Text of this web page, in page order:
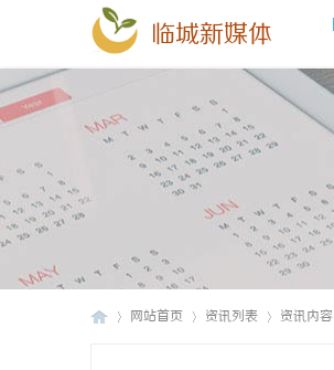
临城新媒体
网站首页 资讯列表 资讯内容